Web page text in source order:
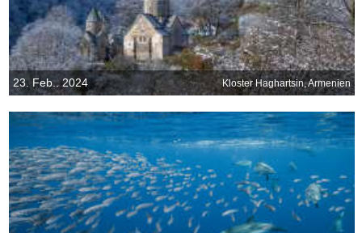
23. Feb.. 2024 Kloster Haghartsin, Armenien